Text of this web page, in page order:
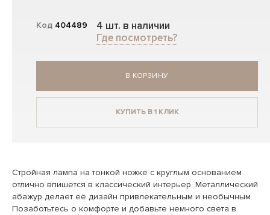
Код 404489
4 шт. в наличии
Где посмотреть?
В КОРЗИНУ
КУПИТЬ В 1 КЛИК
Стройная лампа на тонкой ножке с круглым основанием
отлично впишется в классический интерьер. Металлический
абажур делает её дизайн привлекательным и необычным.
Позаботьтесь о комфорте и добавьте немного света в